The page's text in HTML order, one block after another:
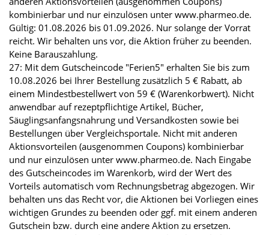
kombinierbar und nur einzulösen unter www.pharmeo.de.
Gültig: 01.08.2026 bis 01.09.2026. Nur solange der Vorrat
reicht. Wir behalten uns vor, die Aktion früher zu beenden.
Keine Barauszahlung.
27: Mit dem Gutscheincode "Ferien5" erhalten Sie bis zum
10.08.2026 bei Ihrer Bestellung zusätzlich 5 € Rabatt, ab
einem Mindestbestellwert von 59 € (Warenkorbwert). Nicht
anwendbar auf rezeptpflichtige Artikel, Bücher,
Säuglingsanfangsnahrung und Versandkosten sowie bei
Bestellungen über Vergleichsportale. Nicht mit anderen
Aktionsvorteilen (ausgenommen Coupons) kombinierbar
und nur einzulösen unter www.pharmeo.de. Nach Eingabe
des Gutscheincodes im Warenkorb, wird der Wert des
Vorteils automatisch vom Rechnungsbetrag abgezogen. Wir
behalten uns das Recht vor, die Aktionen bei Vorliegen eines
wichtigen Grundes zu beenden oder ggf. mit einem anderen
Gutschein bzw. durch eine andere Aktion zu ersetzen.